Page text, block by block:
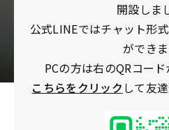
開設しま
公式LINEではチャット形
ができま
PCの方は右のQRコー
こちらをクリック して友